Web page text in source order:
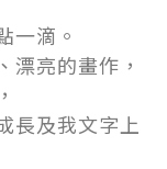
一滴。
漂亮的畫作，
長及我文字上